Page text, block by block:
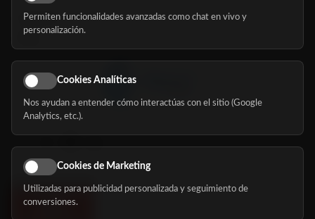
Nosotros
Síguenos
Permiten funcionalidades avanzadas como chat en vivo y
personalización.
Cookies Analíticas
Nos ayudan a entender cómo interactúas con el sitio (Google
Analytics, etc.).
Cookies de Marketing
Utilizadas para publicidad personalizada y seguimiento de
conversiones.